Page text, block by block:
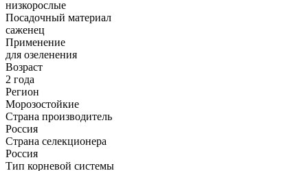
низкорослые
Посадочный материал
саженец
Применение
для озеленения
Возраст
2 года
Регион
Морозостойкие
Страна производитель
Россия
Страна селекционера
Россия
Тип корневой системы